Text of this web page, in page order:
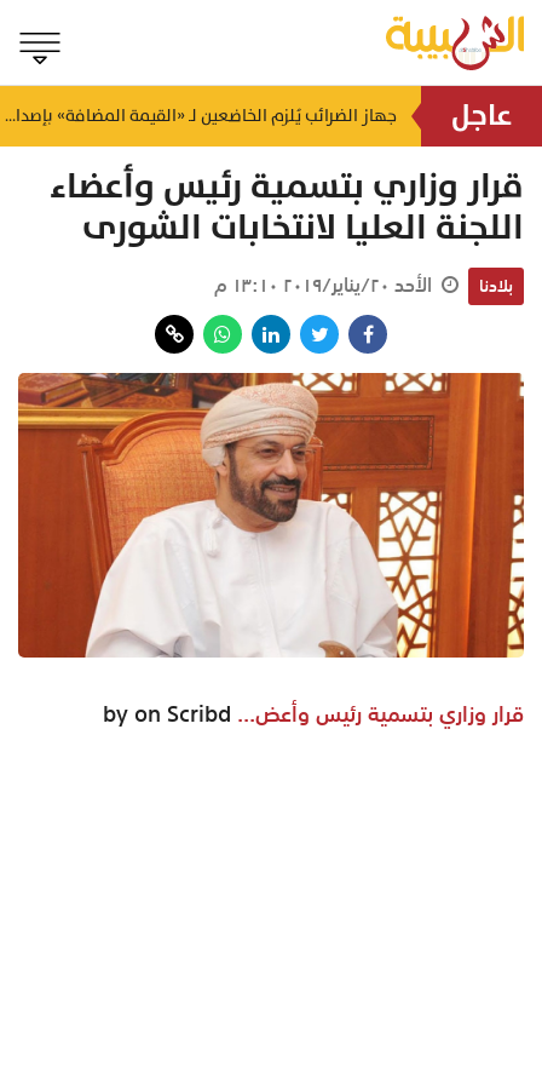
عاجل منذ ٣٠ دقيقة جهاز الضرائب يُلزم الخاضعين لـ «القيمة المضافة» بإصدار الفواتير الضريبية إلكترونياً
قرار وزاري بتسمية رئيس وأعضاء
اللجنة العليا لانتخابات الشورى
بلادنا الأحد ٢٠/يناير/٢٠١٩ ١٣:١٠ م
قرار وزاري بتسمية رئيس وأعض...